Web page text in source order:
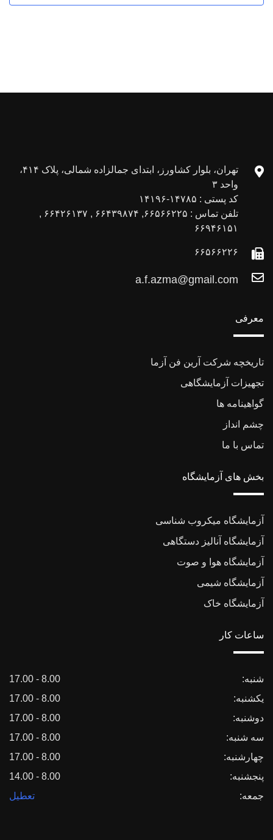
تهران، بلوار کشاورز، ابتدای جمالزاده شمالی، پلاک ۴۱۴،
واحد ۳
کد پستی : ۱۴۷۸۵-۱۴۱۹۶
تلفن تماس : ۶۶۵۶۶۲۲۵, ۶۶۴۳۹۸۷۴ , ۶۶۴۲۶۱۳۷ ,
۶۶۹۴۶۱۵۱
۶۶۵۶۶۲۲۶
a.f.azma@gmail.com
معرفی
تاریخچه شرکت آرین فن آزما
تجهیزات آزمایشگاهی
گواهینامه ها
چشم انداز
تماس با ما
بخش های آزمایشگاه
آزمایشگاه میکروب شناسی
آزمایشگاه آنالیز دستگاهی
آزمایشگاه هوا و صوت
آزمایشگاه شیمی
آزمایشگاه خاک
ساعات کار
شنبه:
8.00 - 17.00
یکشنبه:
8.00 - 17.00
دوشنبه:
8.00 - 17.00
سه شنبه:
8.00 - 17.00
چهارشنبه:
8.00 - 17.00
پنجشنبه:
8.00 - 14.00
جمعه:
تعطیل